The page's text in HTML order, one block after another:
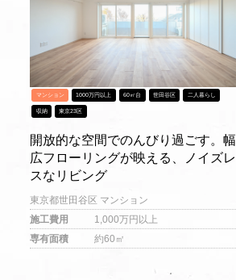
マンション 1000万円以上 60㎡台 世田谷区 二人暮らし
収納 東京23区
開放的な空間でのんびり過ごす。幅
広フローリングが映える、ノイズレ
スなリビング
東京都世田谷区 マンション
施工費用
1,000万円以上
専有面積
約60㎡